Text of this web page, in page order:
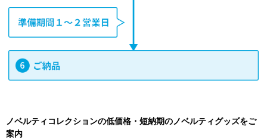
ノベルティコレクションの低価格・短納期のノベルティグッズをご
案内